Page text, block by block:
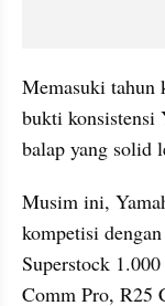
Memasuki tahun
bukti konsistensi
balap yang solid
Musim ini,
kompetisi
Superstock
Comm Pro, R25